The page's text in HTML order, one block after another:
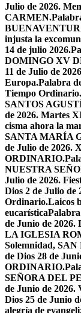
Julio de 2026.
CARMEN.
injusta la
14 de julio 2026.
DOMINGO XV
11 de Julio de
Europa.Palabra
Tiempo Ordinario.
SANTOS
de 2026. Martes
cisma ahora la
SANTA MARÍA
de Julio de
ORDINARIO.
NUESTRA
Julio de 2026.
Dios 2 de Julio de
Ordinario.Laicos
eucarísticaPalabra
de Junio de
LA IGLESIA
Solemnidad,
de Dios 28 de
ORDINARIO.
SEÑORA DEL
de Junio de
Dios 25 de Junio
alegría de